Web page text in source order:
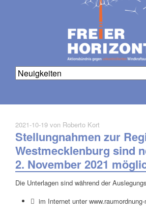
2021-10-19von Roberto Kort
Stellungnahmen zur
Westmecklenburg sind
2. November 2021
Die Unterlagen sind während der
 im Internet unter